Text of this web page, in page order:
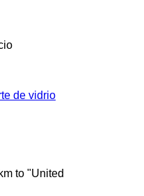
de vidrio
to "United